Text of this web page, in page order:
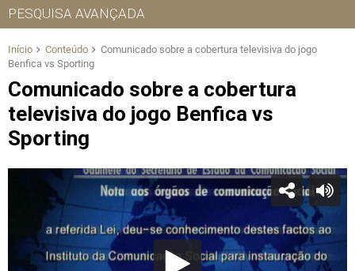
PESQUISA AVANÇADA
Início Conteúdo
Comunicado sobre a cobertura televisiva do jogo
Benfica vs Sporting
Comunicado sobre a cobertura
televisiva do jogo Benfica vs
Sporting